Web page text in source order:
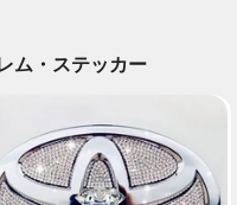
ム・ステッカー